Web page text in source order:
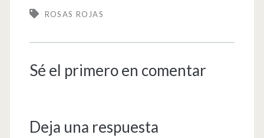
ROSAS ROJAS
Sé el primero en comentar
Deja una respuesta